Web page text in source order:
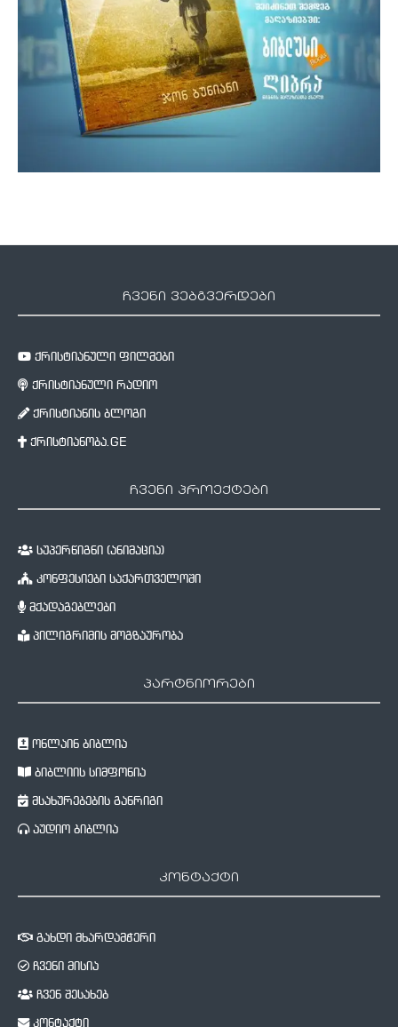
ჩვენი ვებგვერდები
ქრისტიანული ფილმები
ქრისტიანული რადიო
ქრისტიანის ბლოგი
ქრისტიანობა.GE
ჩვენი პროექტები
სუპერწიგნი (ანიმაცია)
კონფესიები საქართველოში
მქადაგებლები
პილიგრიმის მოგზაურობა
პარტნიორები
ონლაინ ბიბლია
ბიბლიის სიმფონია
მსახურებების განრიგი
აუდიო ბიბლია
კონტაქტი
გახდი მხარდამჭერი
ჩვენი მისია
ჩვენ შესახებ
კონტაქტი